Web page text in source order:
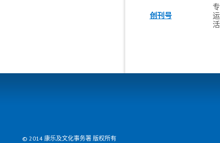
创刊号
© 2014 康乐及文化事务署 版权所有